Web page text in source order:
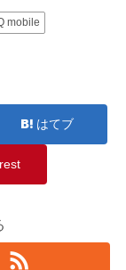
mobile
はてブ